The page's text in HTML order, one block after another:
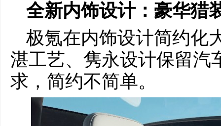
全新内饰设计： 豪华猎
极氪在内饰设计简约化
湛工艺、隽永设计保留汽
求，简约不简单。